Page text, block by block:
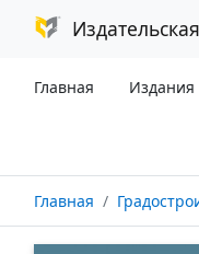
Главная Издания
Главная